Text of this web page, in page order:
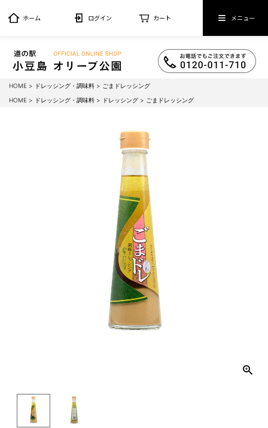
ホーム ログイン カート メニュー
HOME ドレッシング・調味料
ごまドレッシング
HOME
ドレッシング・調味料 ドレッシング ごまドレッシング